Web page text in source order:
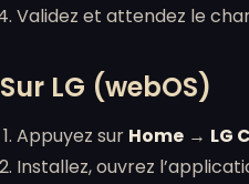
Validez et attendez le
Sur LG (webOS)
Appuyez sur Home → LG
Installez, ouvrez